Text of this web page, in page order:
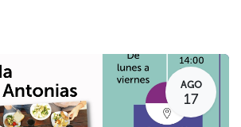
AGO
17